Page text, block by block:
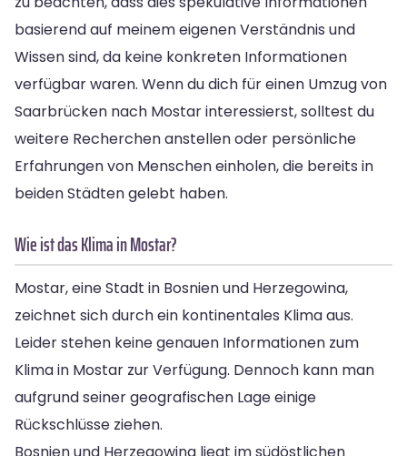
basierend auf meinem eigenen Verständnis und
Wissen sind, da keine konkreten Informationen
verfügbar waren. Wenn du dich für einen Umzug von
Saarbrücken nach Mostar interessierst, solltest du
weitere Recherchen anstellen oder persönliche
Erfahrungen von Menschen einholen, die bereits in
beiden Städten gelebt haben.
Wie ist das Klima in Mostar?
Mostar, eine Stadt in Bosnien und Herzegowina,
zeichnet sich durch ein kontinentales Klima aus.
Leider stehen keine genauen Informationen zum
Klima in Mostar zur Verfügung. Dennoch kann man
aufgrund seiner geografischen Lage einige
Rückschlüsse ziehen.
Bosnien und Herzegowina liegt im südöstlichen